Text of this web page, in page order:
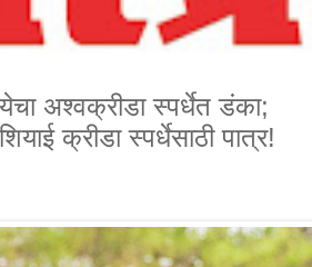
अश्वक्रीडा स्पर्धेत डंका;
क्रीडा स्पर्धेसाठी पात्र!